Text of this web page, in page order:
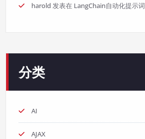
harold 发表在 LangChain自动化提示
分类
AI
AJAX